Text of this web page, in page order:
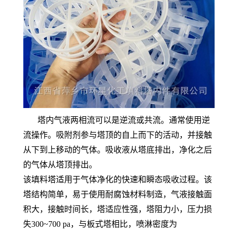
塔内气液两相流可以是逆流或共流。通常使用逆
流操作。吸附剂参与塔顶的自上而下的活动，并接触
从下到上移动的气体。吸收液从塔底排出，净化之后
的气体从塔顶排出。
该填料塔适用于气体净化的快速和瞬态吸收过程。该
塔结构简单，易于使用耐腐蚀材料制造，气液接触面
积大，接触时间长，塔适应性强，塔阻力小，压力损
失300~700 pa，与板式塔相比，喷淋密度为